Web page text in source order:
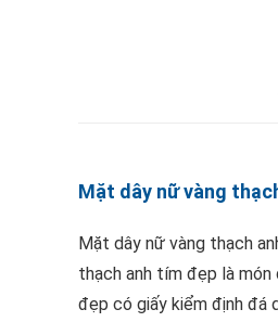
Mặt dây nữ vàng
Mặt dây nữ vàng thạch
thạch anh tím đẹp là
đẹp có giấy kiểm định đá